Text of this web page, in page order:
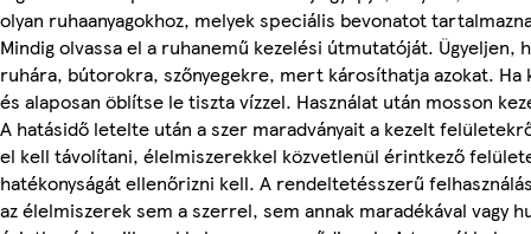
olyan ruhaanyagokhoz, melyek speciális bevonatot
Mindig olvassa el a ruhanemű kezelési útmutatóját. Ügyeljen,
ruhára, bútorokra, szőnyegekre, mert károsíthatja azokat.
és alaposan öblítse le tiszta vízzel. Használat után mosson
A hatásidő letelte után a szer maradványait a kezelt
el kell távolítani, élelmiszerekkel közvetlenül érintkező
hatékonyságát ellenőrizni kell. A rendeltetésszerű
az élelmiszerek sem a szerrel, sem annak maradékával vagy